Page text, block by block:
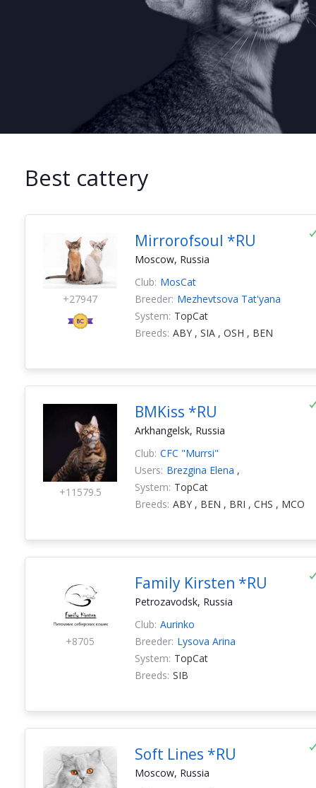
Best cattery
+27947
Mirrorofsoul *RU
Moscow, Russia
Club: MosCat
Breeder: Mezhevtsova Tat'yana
System: TopCat
Breeds: ABY , SIA , OSH , BEN
+11579.5
BMKiss *RU
Arkhangelsk, Russia
Club: CFC "Murrsi"
Users: Brezgina Elena ,
System: TopCat
Breeds: ABY , BEN , BRI , CHS , MCO
+8705
Family Kirsten *RU
Petrozavodsk, Russia
Club: Aurinko
Breeder: Lysova Arina
System: TopCat
Breeds: SIB
Soft Lines *RU
Moscow, Russia